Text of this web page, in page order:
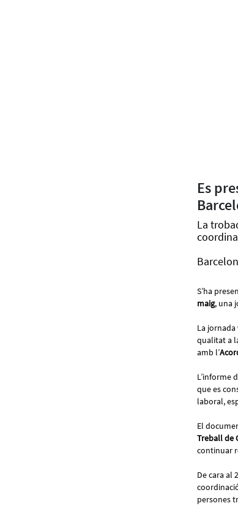
Es
La
S’ha
maig, una
La
qualitat a
amb l’
L’informe
que es
laboral,
El
Treball de
continuar
De cara al
persones